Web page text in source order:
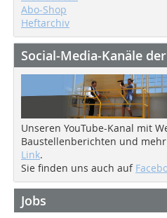
Abo-Shop
Heftarchiv
Social-Media-Kanäle
Unseren YouTube-Kanal mit
Baustellenberichten und
Link.
Sie finden uns auch auf
Jobs